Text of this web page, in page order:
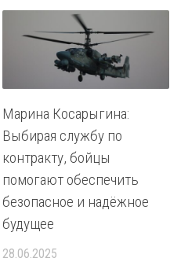
Марина Косарыгина:
Выбирая службу по
контракту, бойцы
помогают обеспечить
безопасное и надёжное
будущее
28.06.2025